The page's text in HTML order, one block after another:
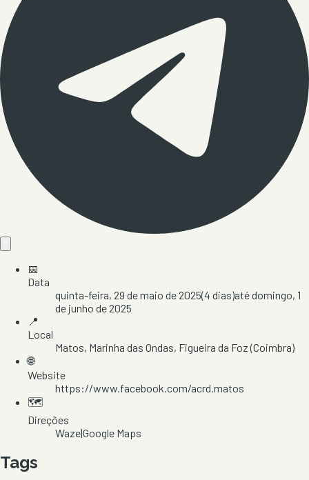
📅
Data
quinta-feira, 29 de maio de 2025(4 dias)atédomingo, 1
de junho de 2025
📍
Local
Matos, Marinha das Ondas, Figueira da Foz(Coimbra)
🌐
Website
https://www.facebook.com/acrd.matos
🗺️
Direções
Waze|Google Maps
Tags